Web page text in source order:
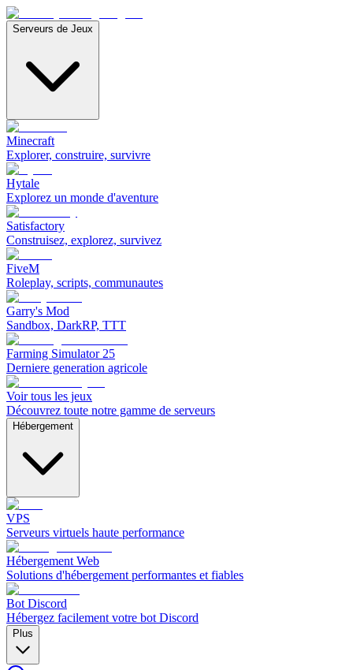
Serveurs de Jeux
Minecraft
Explorer, construire, survivre
Hytale
Explorez un monde d'aventure
Satisfactory
Construisez, explorez, survivez
FiveM
Roleplay, scripts, communautes
Garry's Mod
Sandbox, DarkRP, TTT
Farming Simulator 25
Derniere generation agricole
Voir tous les jeux
Découvrez toute notre gamme de serveurs
Hébergement
VPS
Serveurs virtuels haute performance
Hébergement Web
Solutions d'hébergement performantes et fiables
Bot Discord
Hébergez facilement votre bot Discord
Plus